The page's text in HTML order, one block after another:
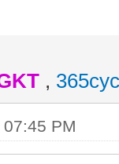
,
PM